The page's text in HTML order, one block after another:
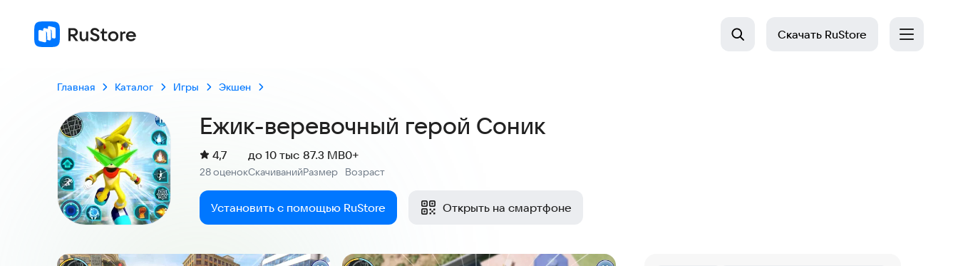
Скачать RuStore
Главная Каталог Игры Экшен
Ежик-веревочный герой Соник
Рейтинг:
4,7
28 оценокСкачиваний
до 10 тыс
Размер
87.3 MB
Возраст
0+
Установить с помощью RuStore Открыть на смартфоне
Скриншоты